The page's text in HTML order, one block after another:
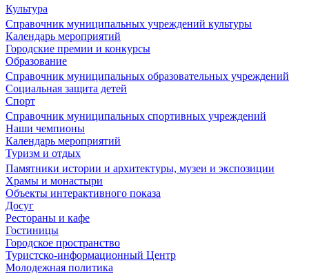
Культура
Справочник муниципальных учреждений культуры
Календарь мероприятий
Городские премии и конкурсы
Образование
Справочник муниципальных образовательных учреждений
Социальная защита детей
Спорт
Справочник муниципальных спортивных учреждений
Наши чемпионы
Календарь мероприятий
Туризм и отдых
Памятники истории и архитектуры, музеи и экспозиции
Храмы и монастыри
Объекты интерактивного показа
Досуг
Рестораны и кафе
Гостиницы
Городское пространство
Туристско-информационный Центр
Молодежная политика